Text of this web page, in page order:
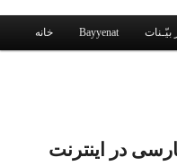
علم و سیاست
خانه Bayyenat بیّـنات
در اینترنت